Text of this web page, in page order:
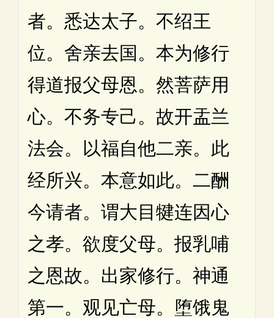
者。悉达太子。不绍王
位。舍亲去国。本为修行
得道报父母恩。然菩萨用
心。不务专己。故开盂兰
法会。以福自他二亲。此
经所兴。本意如此。二酬
今请者。谓大目犍连因心
之孝。欲度父母。报乳哺
之恩故。出家修行。神通
第一。观见亡母。堕饿鬼